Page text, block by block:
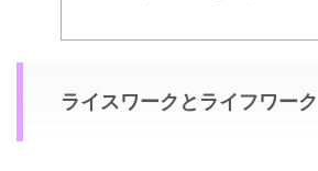
ライスワークとライフワーク